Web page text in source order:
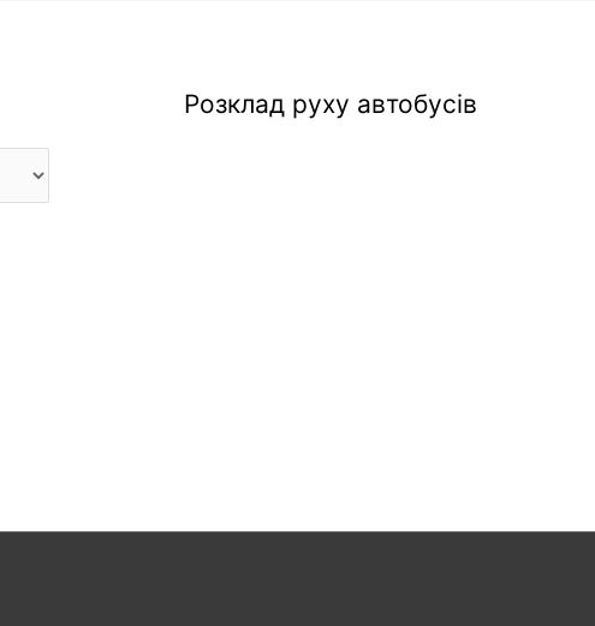
Розклад руху автобусів